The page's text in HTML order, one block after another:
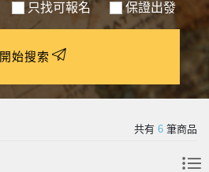
只找可報名 保證出發
開始搜索
共有 6 筆商品